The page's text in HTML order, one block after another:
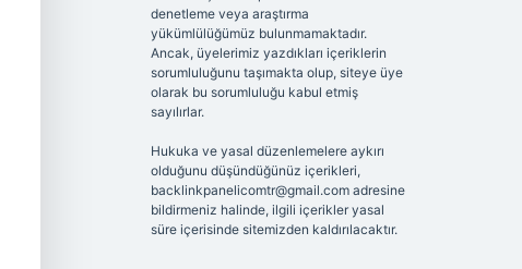
denetleme veya araştırma
yükümlülüğümüz bulunmamaktadır.
Ancak, üyelerimiz yazdıkları içeriklerin
sorumluluğunu taşımakta olup, siteye üye
olarak bu sorumluluğu kabul etmiş
sayılırlar.
Hukuka ve yasal düzenlemelere aykırı
olduğunu düşündüğünüz içerikleri,
backlinkpanelicomtr@gmail.comadresine
bildirmeniz halinde, ilgili içerikler yasal
süre içerisinde sitemizden kaldırılacaktır.